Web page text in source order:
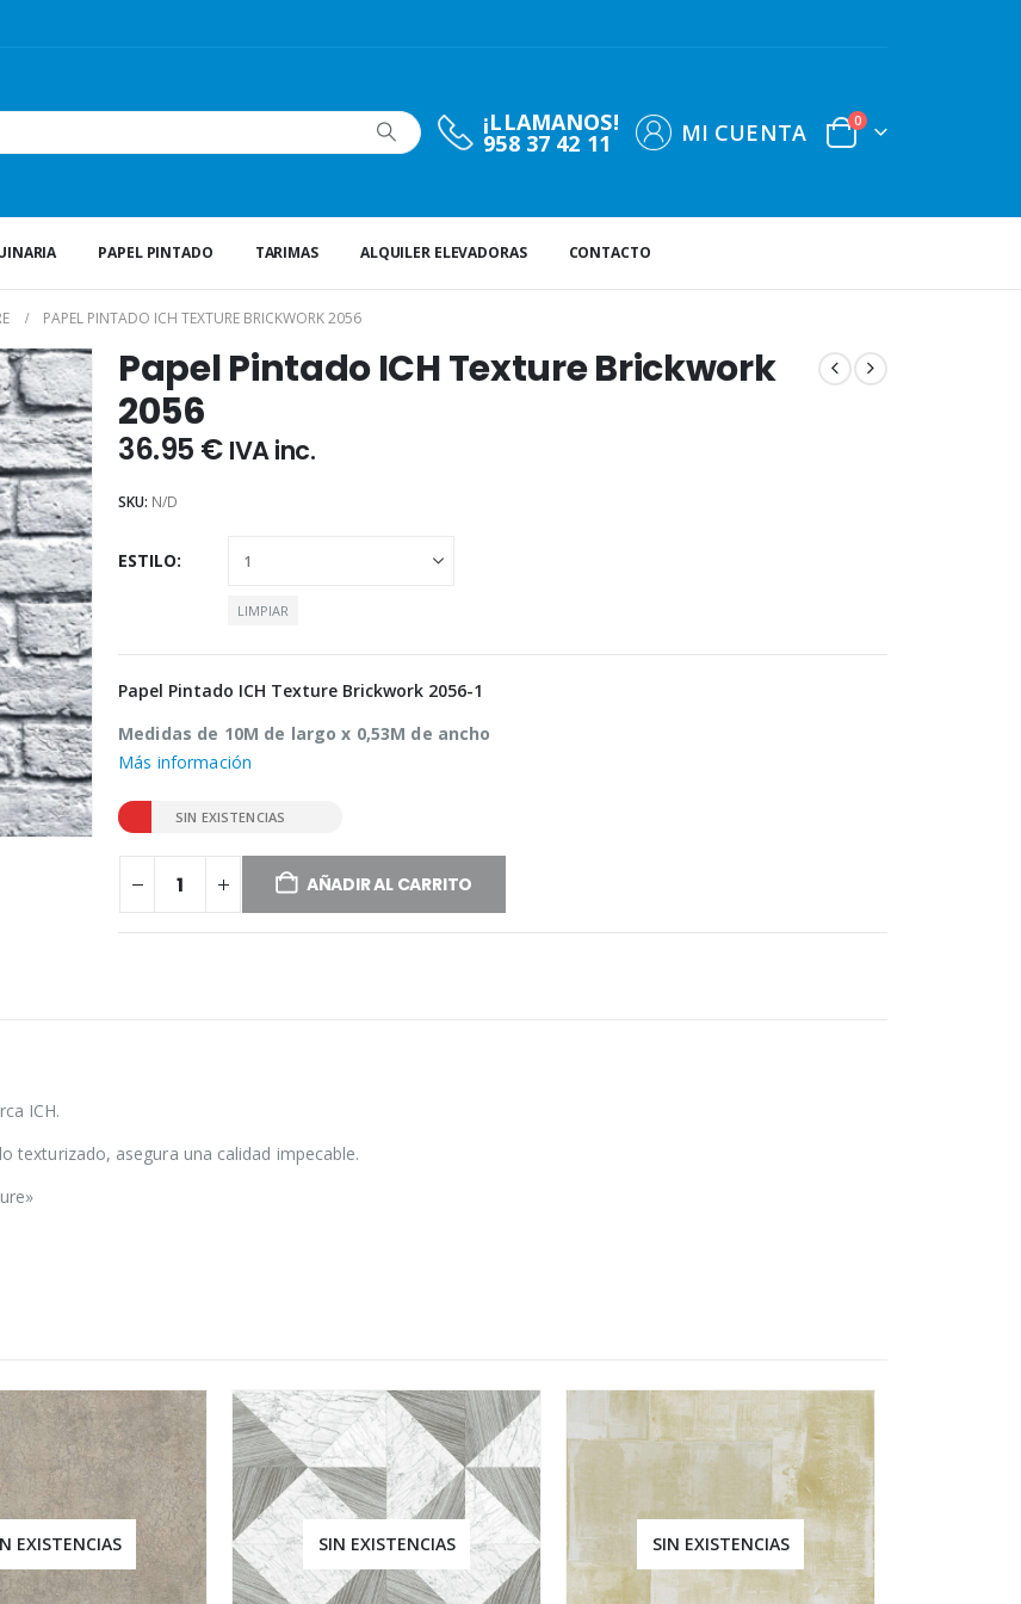
¡LLAMANOS!
958 37 42 11 MI CUENTA 0
PAPEL PINTADO TARIMAS ALQUILER ELEVADORAS CONTACTO
PAPEL PINTADO ICH TEXTURE BRICKWORK 2056
Papel Pintado ICH Texture Brickwork
2056
36.95 € IVA inc.
SKU: N/D
ESTILO
LIMPIAR
Papel Pintado ICH Texture Brickwork 2056-1
Medidas de 10M de largo x 0,53M de ancho
Más información
SIN EXISTENCIAS
AÑADIR AL CARRITO
ICH.
texturizado, asegura una calidad impecable.
EXISTENCIAS SIN EXISTENCIAS SIN EXISTENCIAS